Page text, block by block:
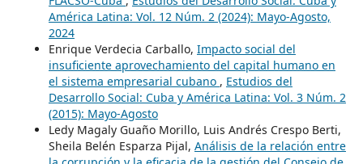
América Latina: Vol. 12 Núm. 2 (2024): Mayo-Agosto,
2024
Enrique Verdecia Carballo, Impacto social del
insuficiente aprovechamiento del capital humano en
el sistema empresarial cubano , Estudios del
Desarrollo Social: Cuba y América Latina: Vol. 3 Núm. 2
(2015): Mayo-Agosto
Ledy Magaly Guaño Morillo, Luis Andrés Crespo Berti,
Sheila Belén Esparza Pijal, Análisis de la relación entre